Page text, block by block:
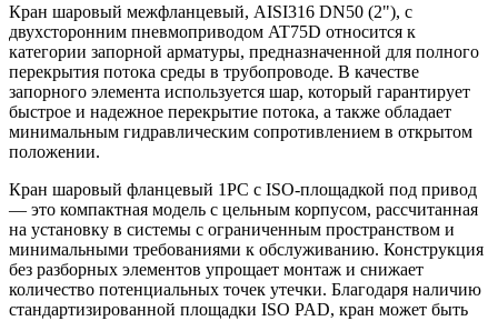
Кран шаровый межфланцевый, AISI316 DN50 (2"), с
двухсторонним пневмоприводом AT75D относится к
категории запорной арматуры, предназначенной для полного
перекрытия потока среды в трубопроводе. В качестве
запорного элемента используется шар, который гарантирует
быстрое и надежное перекрытие потока, а также обладает
минимальным гидравлическим сопротивлением в открытом
положении.
Кран шаровый фланцевый 1PC с ISO-площадкой под привод
— это компактная модель с цельным корпусом, рассчитанная
на установку в системы с ограниченным пространством и
минимальными требованиями к обслуживанию. Конструкция
без разборных элементов упрощает монтаж и снижает
количество потенциальных точек утечки. Благодаря наличию
стандартизированной площадки ISO PAD, кран может быть